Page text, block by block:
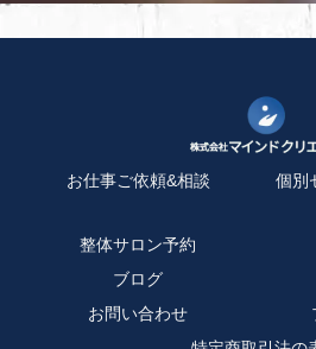
お仕事ご依頼&相談
個別
整体サロン予約
ブログ
お問い合わせ